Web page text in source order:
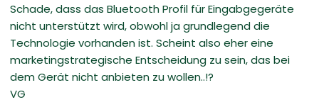
Schade, dass das Bluetooth Profil für Eingabgegeräte
nicht unterstützt wird, obwohl ja grundlegend die
Technologie vorhanden ist. Scheint also eher eine
marketingstrategische Entscheidung zu sein, das bei
dem Gerät nicht anbieten zu wollen..!?
VG